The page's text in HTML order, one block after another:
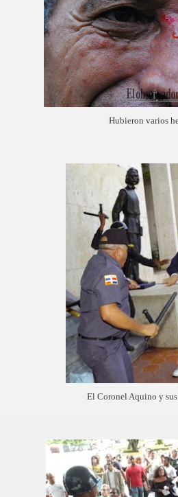
Hubieron varios
El Coronel Aquino y sus